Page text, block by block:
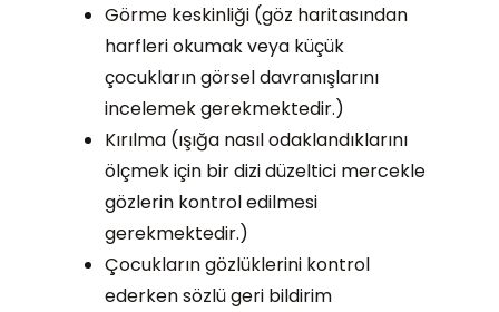
Görme keskinliği (göz haritasından
harfleri okumak veya küçük
çocukların görsel davranışlarını
incelemek gerekmektedir.)
Kırılma (ışığa nasıl odaklandıklarını
ölçmek için bir dizi düzeltici mercekle
gözlerin kontrol edilmesi
gerekmektedir.)
Çocukların gözlüklerini kontrol
ederken sözlü geri bildirim